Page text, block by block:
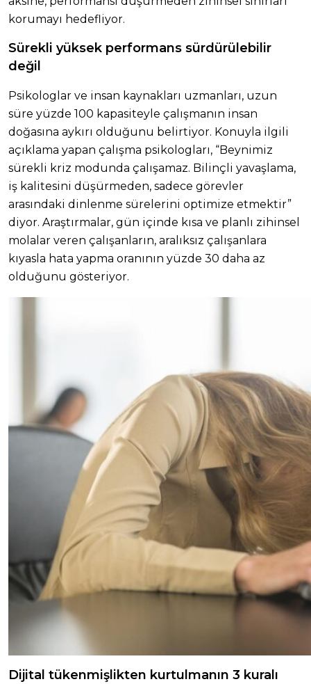
korumayı hedefliyor.
Sürekli yüksek performans sürdürülebilir
değil
Psikologlar ve insan kaynakları uzmanları, uzun
süre yüzde 100 kapasiteyle çalışmanın insan
doğasına aykırı olduğunu belirtiyor. Konuyla ilgili
açıklama yapan çalışma psikologları, “Beynimiz
sürekli kriz modunda çalışamaz. Bilinçli yavaşlama,
iş kalitesini düşürmeden, sadece görevler
arasındaki dinlenme sürelerini optimize etmektir”
diyor. Araştırmalar, gün içinde kısa ve planlı zihinsel
molalar veren çalışanların, aralıksız çalışanlara
kıyasla hata yapma oranının yüzde 30 daha az
olduğunu gösteriyor.
Dijital tükenmişlikten kurtulmanın 3 kuralı